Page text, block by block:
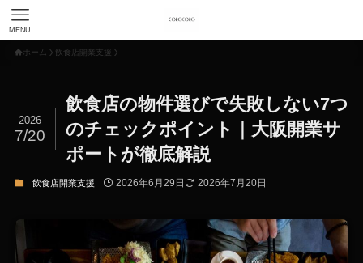
MENU
ホーム 飲食店開業支援
飲食店の物件選びで失敗しない7つ
のチェックポイント｜大阪開業サ
ポートが徹底解説
2026
7/20
飲食店開業支援 2026年6月29日 2026年7月20日